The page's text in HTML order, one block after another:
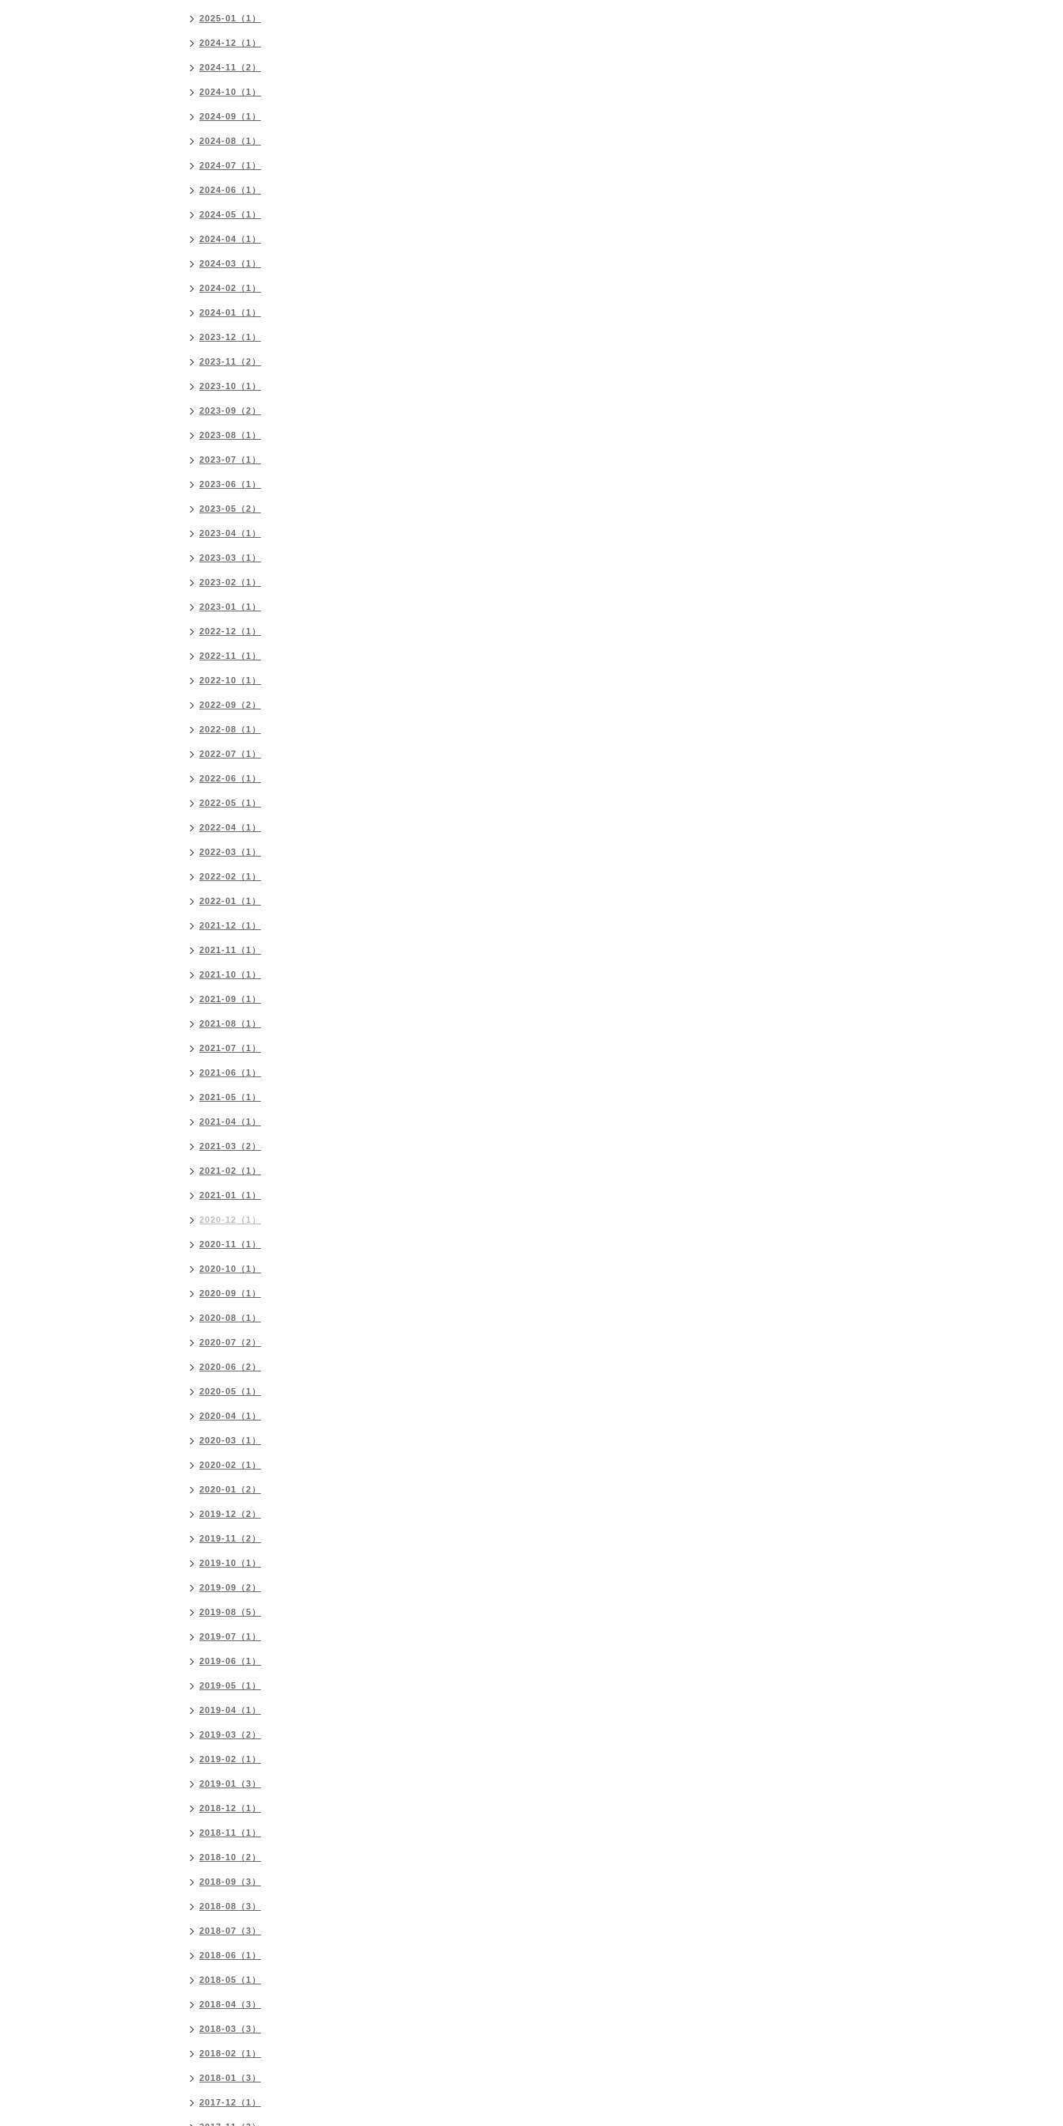
2025-01（1）
2024-12（1）
2024-11（2）
2024-10（1）
2024-09（1）
2024-08（1）
2024-07（1）
2024-06（1）
2024-05（1）
2024-04（1）
2024-03（1）
2024-02（1）
2024-01（1）
2023-12（1）
2023-11（2）
2023-10（1）
2023-09（2）
2023-08（1）
2023-07（1）
2023-06（1）
2023-05（2）
2023-04（1）
2023-03（1）
2023-02（1）
2023-01（1）
2022-12（1）
2022-11（1）
2022-10（1）
2022-09（2）
2022-08（1）
2022-07（1）
2022-06（1）
2022-05（1）
2022-04（1）
2022-03（1）
2022-02（1）
2022-01（1）
2021-12（1）
2021-11（1）
2021-10（1）
2021-09（1）
2021-08（1）
2021-07（1）
2021-06（1）
2021-05（1）
2021-04（1）
2021-03（2）
2021-02（1）
2021-01（1）
2020-12（1）
2020-11（1）
2020-10（1）
2020-09（1）
2020-08（1）
2020-07（2）
2020-06（2）
2020-05（1）
2020-04（1）
2020-03（1）
2020-02（1）
2020-01（2）
2019-12（2）
2019-11（2）
2019-10（1）
2019-09（2）
2019-08（5）
2019-07（1）
2019-06（1）
2019-05（1）
2019-04（1）
2019-03（2）
2019-02（1）
2019-01（3）
2018-12（1）
2018-11（1）
2018-10（2）
2018-09（3）
2018-08（3）
2018-07（3）
2018-06（1）
2018-05（1）
2018-04（3）
2018-03（3）
2018-02（1）
2018-01（3）
2017-12（1）